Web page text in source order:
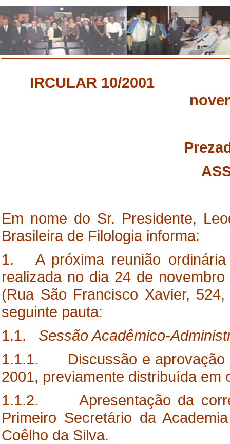
IRCULAR 10/
Em nome do Sr. Presidente,
Brasileira de Filologia informa:
1. A próxima reunião ordinária
realizada no dia 24 de
(Rua São Francisco Xavier,
seguinte pauta:
1.1. Sessão Acadêmico-
1.1.1. Discussão e aprovação
2001, previamente distribuída em
1.1.2. Apresentação da
Primeiro Secretário da
Coêlho da Silva.